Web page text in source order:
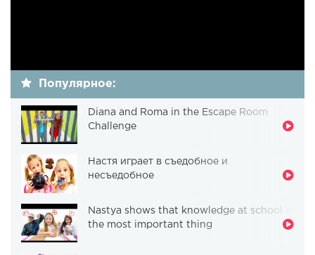
Популярное:
Diana and Roma in the Escape Room
Challenge
Настя играет в съедобное и
несъедобное
Nastya shows that knowledge at school is
the most important thing